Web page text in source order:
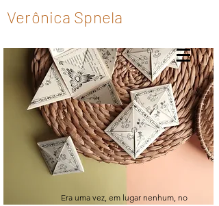
Verônica Spnela
Era uma vez, em lugar nenhum, no